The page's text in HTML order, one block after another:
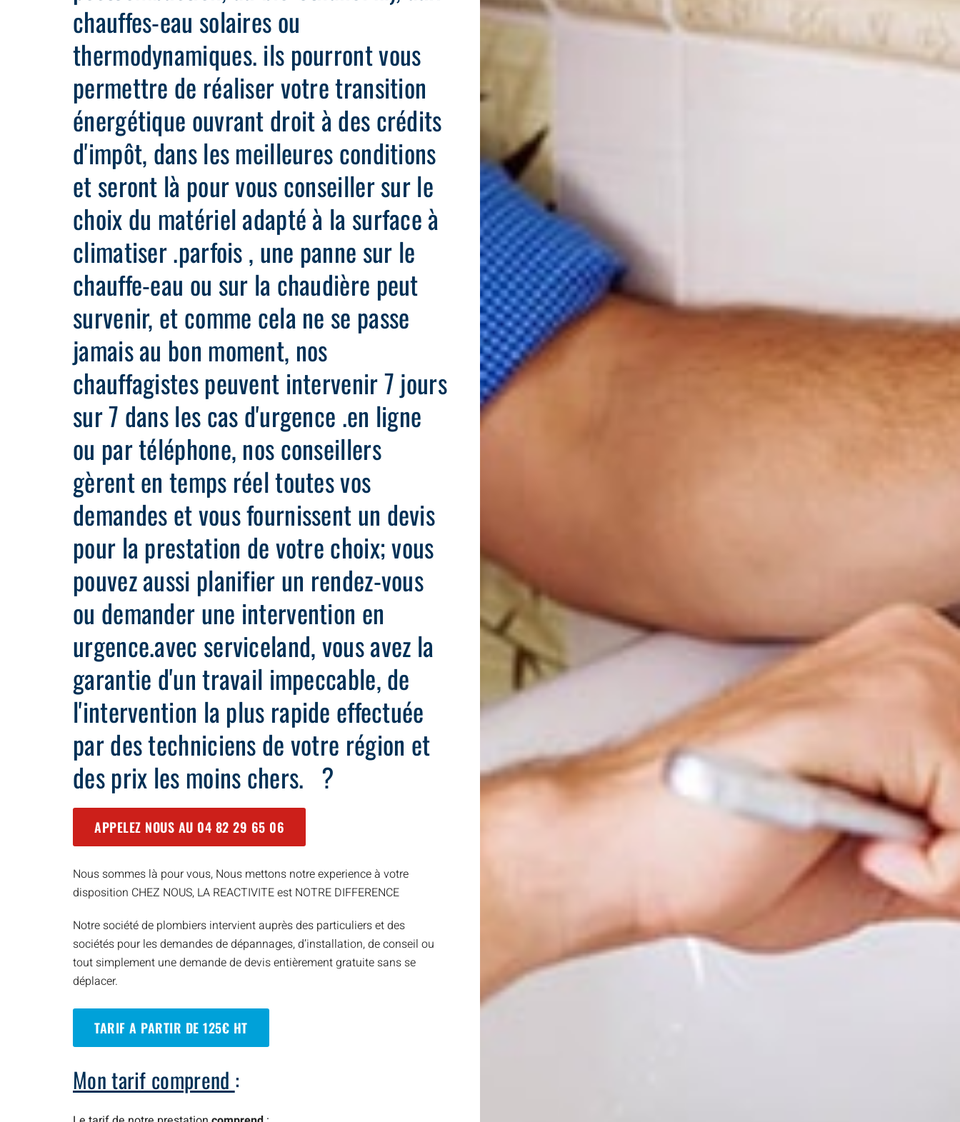
chauffes-eau solaires ou
thermodynamiques. ils pourront vous
permettre de réaliser votre transition
énergétique ouvrant droit à des crédits
d'impôt, dans les meilleures conditions
et seront là pour vous conseiller sur le
choix du matériel adapté à la surface à
climatiser .parfois , une panne sur le
chauffe-eau ou sur la chaudière peut
survenir, et comme cela ne se passe
jamais au bon moment, nos
chauffagistes peuvent intervenir 7 jours
sur 7 dans les cas d'urgence .en ligne
ou par téléphone, nos conseillers
gèrent en temps réel toutes vos
demandes et vous fournissent un devis
pour la prestation de votre choix; vous
pouvez aussi planifier un rendez-vous
ou demander une intervention en
urgence.avec serviceland, vous avez la
garantie d'un travail impeccable, de
l'intervention la plus rapide effectuée
par des techniciens de votre région et
des prix les moins chers. ?
APPELEZ NOUS AU 04 82 29 65 06
Nous sommes là pour vous, Nous mettons notre experience à votre
disposition CHEZ NOUS, LA REACTIVITE est NOTRE DIFFERENCE
Notre société de plombiers intervient auprès des particuliers et des
sociétés pour les demandes de dépannages, d’installation, de conseil ou
tout simplement une demande de devis entièrement gratuite sans se
déplacer.
TARIF A PARTIR DE 125€ HT
Mon tarif comprend :